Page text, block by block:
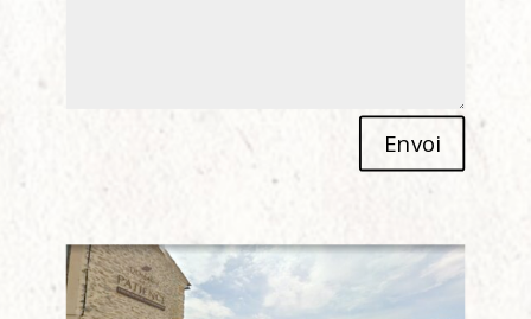
Envoi
Alternative: